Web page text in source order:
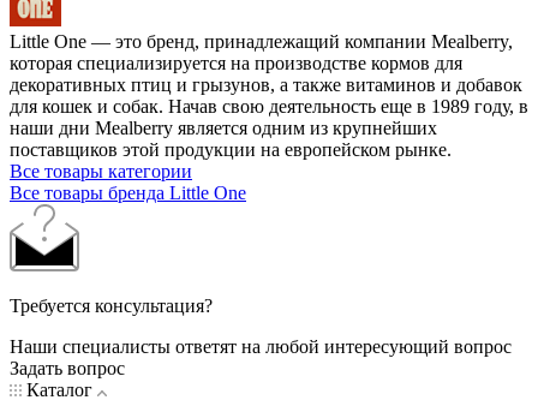
Little One — это бренд, принадлежащий компании Mealberry,
которая специализируется на производстве кормов для
декоративных птиц и грызунов, а также витаминов и добавок
для кошек и собак. Начав свою деятельность еще в 1989 году, в
наши дни Mealberry является одним из крупнейших
поставщиков этой продукции на европейском рынке.
Все товары категории
Все товары бренда Little One
Требуется консультация?
Наши специалисты ответят на любой интересующий вопрос
Задать вопрос
Каталог